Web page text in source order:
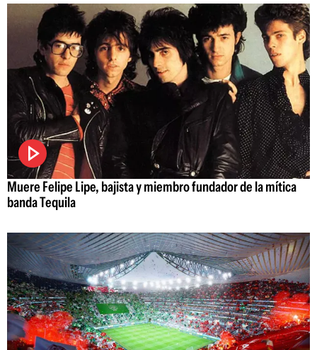
Muere Felipe Lipe, bajista y miembro fundador de la mítica
banda Tequila